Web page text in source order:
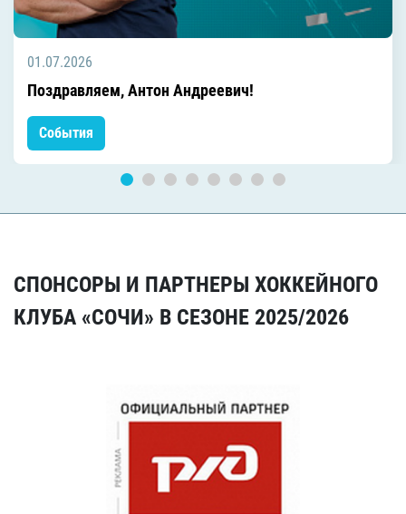
01.07.2026
Поздравляем, Антон Андреевич!
События
СПОНСОРЫ И ПАРТНЕРЫ ХОККЕЙНОГО
КЛУБА «СОЧИ» В СЕЗОНЕ 2025/2026